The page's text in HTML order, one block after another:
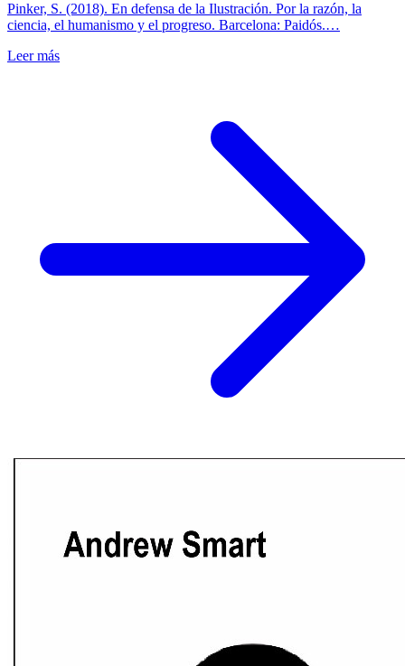
Pinker, S. (2018). En defensa de la Ilustración. Por la razón, la
ciencia, el humanismo y el progreso. Barcelona: Paidós.…
Leer más